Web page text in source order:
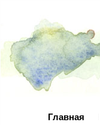
Главная